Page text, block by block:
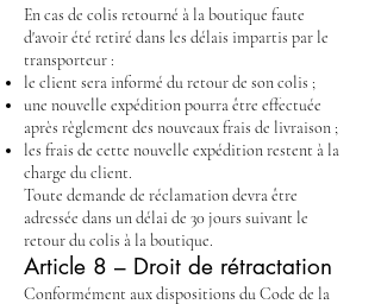
En cas de colis retourné à la boutique faute
d'avoir été retiré dans les délais impartis par le
transporteur :
le client sera informé du retour de son colis ;
une nouvelle expédition pourra être effectuée
après règlement des nouveaux frais de livraison ;
les frais de cette nouvelle expédition restent à la
charge du client.
Toute demande de réclamation devra être
adressée dans un délai de 30 jours suivant le
retour du colis à la boutique.
Article 8 – Droit de rétractation
Conformément aux dispositions du Code de la